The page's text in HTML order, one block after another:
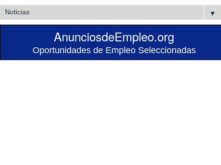
▼
AnunciosdeEmpleo.org
Oportunidades de Empleo Seleccionadas